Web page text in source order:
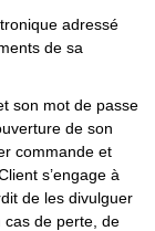
adressé
de sa
son mot de passe
de son
commande et
s’engage à
de les divulguer
cas de perte, de